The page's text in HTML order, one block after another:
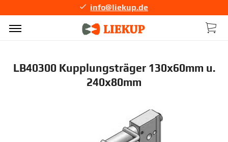
info@liekup.de
LB40300 Kupplungsträger 130x60mm u.
240x80mm